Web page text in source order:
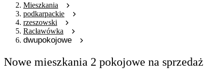
Mieszkania
podkarpackie
rzeszowski
Racławówka
dwupokojowe
Nowe mieszkania 2 pokojowe na sprzedaż